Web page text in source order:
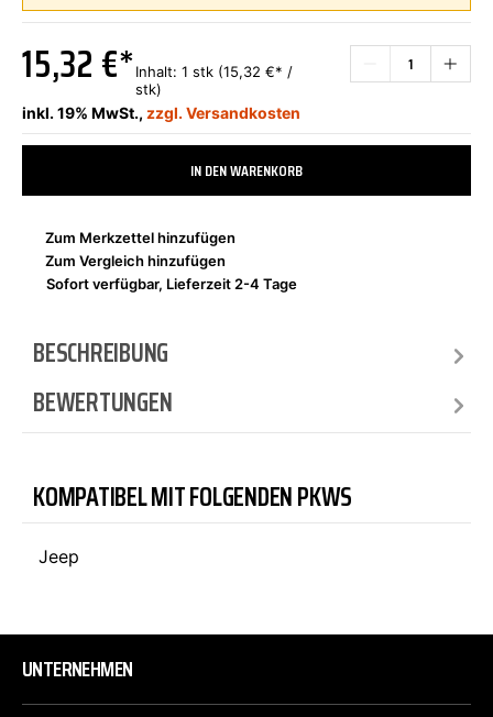
15,32 €* Inhalt:1 stk (15,32 €* /
stk)
inkl. 19% MwSt., zzgl. Versandkosten
IN DEN WARENKORB
Zum Merkzettel hinzufügen
Zum Vergleich hinzufügen
Sofort verfügbar, Lieferzeit 2-4 Tage
BESCHREIBUNG
BEWERTUNGEN
KOMPATIBEL MIT FOLGENDEN PKWS
Jeep
UNTERNEHMEN